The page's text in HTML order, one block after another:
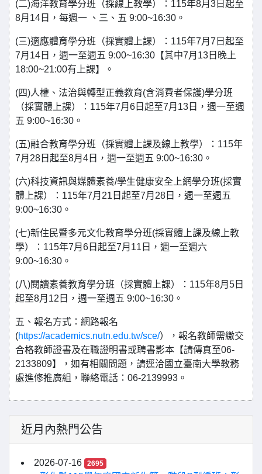
(二)海洋教育學分班（採線上教學）：115年8月3日起至
8月14日，每週一 、三、五 9:00~16:30。
(三)適應體育學分班（採實體上課）：115年7月7日起至
7月14日，週一至週五 9:00~16:30【其中7月13日晚上
18:00~21:00有上課】。
(四)人權、法治與轉型正義教育(含消費者保護)學分班
（採實體上課）：115年7月6日起至7月13日，週一至週
五 9:00~16:30。
(五)融合教育學分班（採實體上課及線上教學）：115年
7月28日起至8月4日，週一至週五 9:00~16:30。
(六)科技資訊與媒體素養/學生健康安全上網學分班(採實
體上課）：115年7月21日起至7月28日，週一至週五
9:00~16:30。
(七)新住民暨多元文化教育學分班(採實體上課及線上教
學）：115年7月6日起至7月11日，週一至週六
9:00~16:30。
(八)閱讀素養教育學分班（採實體上課）：115年8月5日
起至8月12日，週一至週五 9:00~16:30。
五、報名方式：網路報名
(https://academics.nutn.edu.tw/sce/），報名教師需繳交
合格教師證書及在職證明書或聘書影本【請傳真至06-
2133809】，如有相關問題，請逕洽國立臺南大學教務
處進修推廣組，聯絡電話：06-2139993。
近月內熱門公告
2026-07-16 2695